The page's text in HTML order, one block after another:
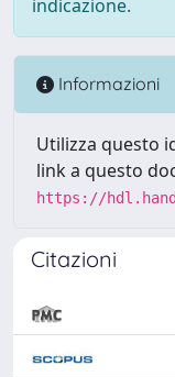
indicazione.
Informazioni
Utilizza questo
link a questo
https://
Citazioni